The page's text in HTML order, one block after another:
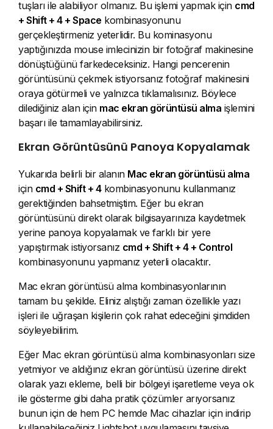
tuşları ile alabiliyor olmanız. Bu işlemi yapmak için cmd
+ Shift + 4 + Space kombinasyonunu
gerçekleştirmeniz yeterlidir. Bu kominasyonu
yaptığınızda mouse imlecinizin bir fotoğraf makinesine
dönüştüğünü farkedeceksiniz. Hangi pencerenin
görüntüsünü çekmek istiyorsanız fotoğraf makinesini
oraya götürmeli ve yalnızca tıklamalısınız. Böylece
dilediğiniz alan için mac ekran görüntüsü alma işlemini
başarı ile tamamlayabilirsiniz.
Ekran Görüntüsünü Panoya Kopyalamak
Yukarıda belirli bir alanın Mac ekran görüntüsü alma
için cmd + Shift + 4kombinasyonunu kullanmanız
gerektiğinden bahsetmiştim. Eğer bu ekran
görüntüsünü direkt olarak bilgisayarınıza kaydetmek
yerine panoya kopyalamak ve farklı bir yere
yapıştırmak istiyorsanız cmd + Shift + 4 + Control
kombinasyonunu yapmanız yeterli olacaktır.
Mac ekran görüntüsü alma kombinasyonlarının
tamam bu şekilde. Eliniz alıştığı zaman özellikle yazı
işleri ile uğraşan kişilerin çok rahat edeceğini şimdiden
söyleyebilirim.
Eğer Mac ekran görüntüsü alma kombinasyonları size
yetmiyor ve aldığınız ekran görüntüsü üzerine direkt
olarak yazı ekleme, belli bir bölgeyi işaretleme veya ok
ile gösterme gibi daha pratik çözümler arıyorsanız
bunun için de hem PC hemde Mac cihazlar için indirip